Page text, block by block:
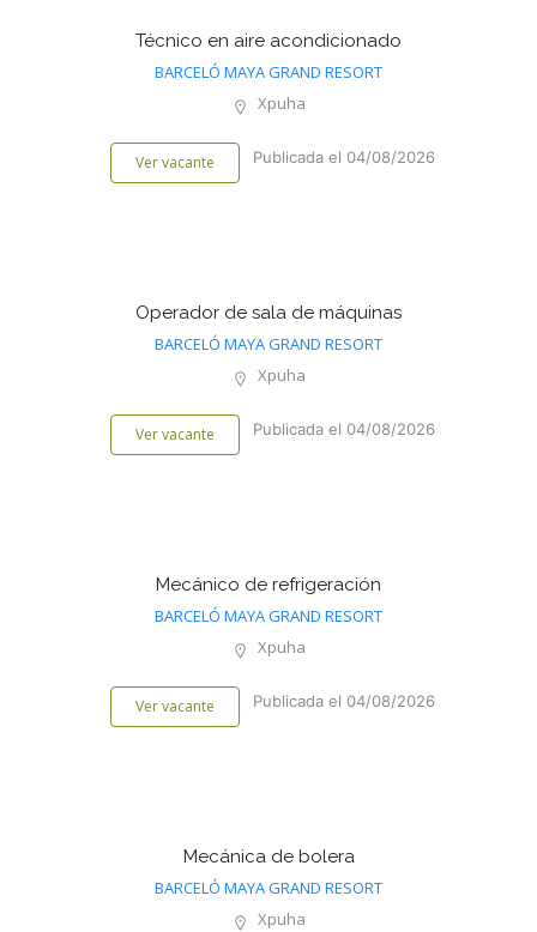
Técnico en aire acondicionado
BARCELÓ MAYA GRAND RESORT
Xpuha
Ver vacante Publicada el 04/08/2026
Operador de sala de máquinas
BARCELÓ MAYA GRAND RESORT
Xpuha
Ver vacante Publicada el 04/08/2026
Mecánico de refrigeración
BARCELÓ MAYA GRAND RESORT
Xpuha
Ver vacante Publicada el 04/08/2026
Mecánica de bolera
BARCELÓ MAYA GRAND RESORT
Xpuha